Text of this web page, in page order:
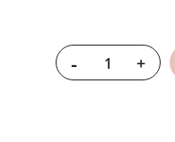
- +